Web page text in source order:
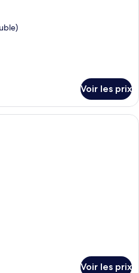
Voir les prix
Une chambre d’hôtel moderne
Voir les prix